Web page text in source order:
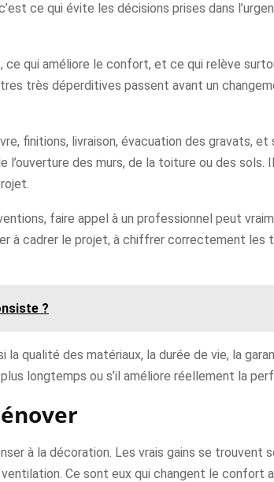
ce qui évite les décisions prises dans
qui améliore le confort, et ce qui relève
très déperditives passent avant un
finitions, livraison, évacuation des gravats, et
des murs, de la toiture ou des sols.
faire appel à un professionnel peut
à cadrer le projet, à chiffrer correctement les
?
qualité des matériaux, la durée de vie, la
longtemps ou s’il améliore réellement la
à la décoration. Les vrais gains se
Ce sont eux qui changent le confort